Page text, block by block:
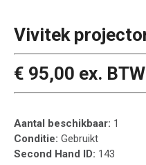
Vivitek
€ 95,00 ex. BTW
Aantal beschikbaar: 1
Conditie: Gebruikt
Second Hand ID: 143